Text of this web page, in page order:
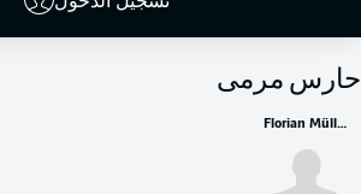
حارس مرمى
Florian Müller